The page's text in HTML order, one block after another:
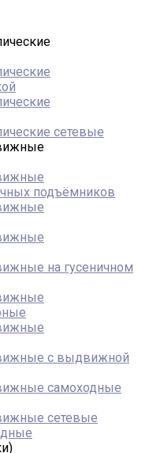
сетевые
подъёмников
на гусеничном
с выдвижной
самоходные
сетевые